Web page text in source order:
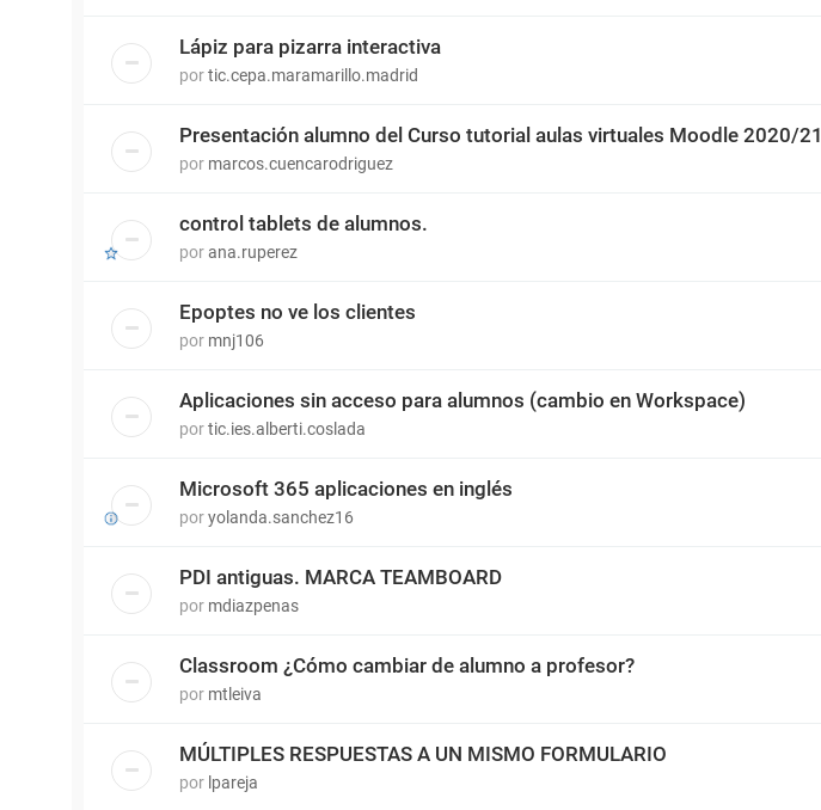
Lápiz para pizarra interactiva
portic.cepa.maramarillo.madrid
Presentación alumno del Curso tutorial aulas virtuales Moodle 2020/21
por marcos.cuencarodriguez
control tablets de alumnos.
porana.ruperez
Epoptes no ve los clientes
por mnj106
Aplicaciones sin acceso para alumnos (cambio en Workspace)
portic.ies.alberti.coslada
Microsoft 365 aplicaciones en inglés
poryolanda.sanchez16
PDI antiguas. MARCA TEAMBOARD
por mdiazpenas
Classroom ¿Cómo cambiar de alumno a profesor?
por mtleiva
MÚLTIPLES RESPUESTAS A UN MISMO FORMULARIO
por lpareja